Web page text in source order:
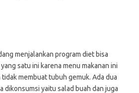
menjalankan program diet bisa
satu ini karena menu makanan ini
membuat tubuh gemuk. Ada dua
dikonsumsi yaitu salad buah dan juga